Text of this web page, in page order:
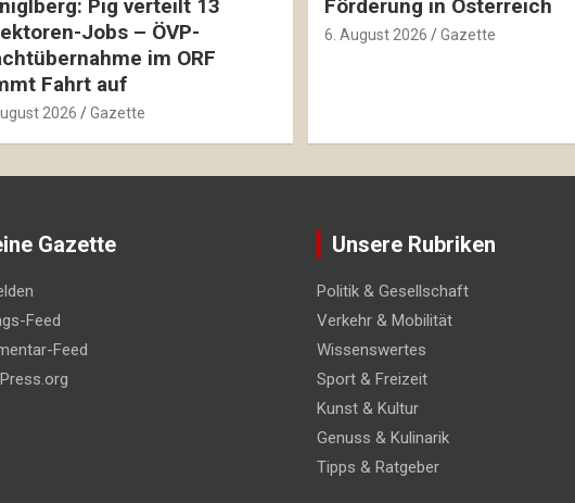
Pig verteilt 13
Jobs – ÖVP-
im ORF
Fahrt auf
2026 Gazette
Förderung in Österreich
6. August 2026 Gazette
Gazette
Feed
Feed
Unsere Rubriken
Politik & Gesellschaft
Verkehr & Mobilität
Wissenswertes
Sport & Freizeit
Kunst & Kultur
Genuss & Kulinarik
Tipps & Ratgeber